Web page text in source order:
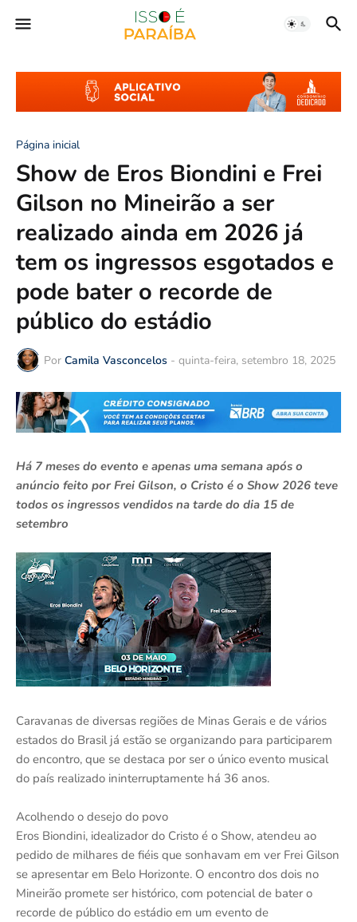
Página inicial
Show de Eros Biondini e Frei
Gilson no Mineirão a ser
realizado ainda em 2026 já
tem os ingressos esgotados e
pode bater o recorde de
público do estádio
Por Camila Vasconcelos - quinta-feira, setembro 18, 2025
Há 7 meses do evento e apenas uma semana após o
anúncio feito por Frei Gilson, o Cristo é o Show 2026 teve
todos os ingressos vendidos na tarde do dia 15 de
setembro
Caravanas de diversas regiões de Minas Gerais e de vários
estados do Brasil já estão se organizando para participarem
do encontro, que se destaca por ser o único evento musical
do país realizado ininterruptamente há 36 anos.
Acolhendo o desejo do povo
Eros Biondini, idealizador do Cristo é o Show, atendeu ao
pedido de milhares de fiéis que sonhavam em ver Frei Gilson
se apresentar em Belo Horizonte. O encontro dos dois no
Mineirão promete ser histórico, com potencial de bater o
recorde de público do estádio em um evento de